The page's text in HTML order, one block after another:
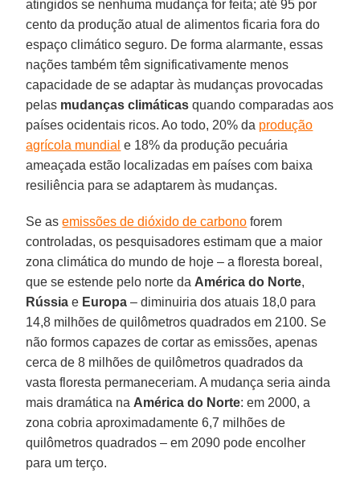
atingidos se nenhuma mudança for feita; até 95 por
cento da produção atual de alimentos ficaria fora do
espaço climático seguro. De forma alarmante, essas
nações também têm significativamente menos
capacidade de se adaptar às mudanças provocadas
pelas mudanças climáticas quando comparadas aos
países ocidentais ricos. Ao todo, 20% da produção
agrícola mundial e 18% da produção pecuária
ameaçada estão localizadas em países com baixa
resiliência para se adaptarem às mudanças.
Se asemissões de dióxido de carbono forem
controladas, os pesquisadores estimam que a maior
zona climática do mundo de hoje – a floresta boreal,
que se estende pelo norte da América do Norte,
Rússia e Europa – diminuiria dos atuais 18,0 para
14,8 milhões de quilômetros quadrados em 2100. Se
não formos capazes de cortar as emissões, apenas
cerca de 8 milhões de quilômetros quadrados da
vasta floresta permaneceriam. A mudança seria ainda
mais dramática na América do Norte: em 2000, a
zona cobria aproximadamente 6,7 milhões de
quilômetros quadrados – em 2090 pode encolher
para um terço.